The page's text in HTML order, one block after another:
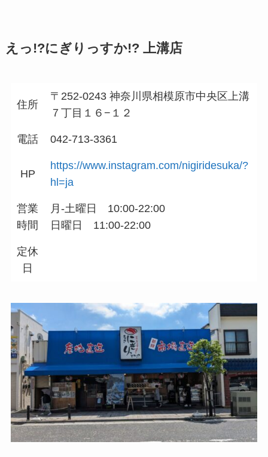
えっ!?にぎりっすか!? 上溝店
住所
〒252-0243 神奈川県相模原市中央区上溝
７丁目１６−１２
電話 042-713-3361
HP
https://www.instagram.com/nigiridesuka/?
hl=ja
営業
時間
月-土曜日 10:00-22:00
日曜日 11:00-22:00
定休
日